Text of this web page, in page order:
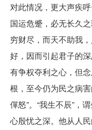
对此情况，更大声疾
国运危蹙，必无长久
穷财尽，而天不助我
好，因而引起君子的
有争权夺利之心，但
根，至今仍为民之病
僤怒”。“我生不辰”，
心殷忧之深。他从人